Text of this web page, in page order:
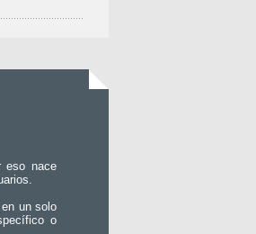
eso nace
un solo
o